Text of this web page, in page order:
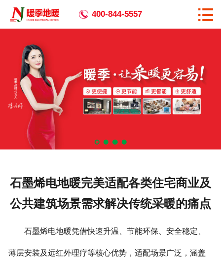
暖季优势
产品中心
企业宣传
400-844-5557 
石墨烯电地暖完美适配各类住宅商业及
公共建筑场景需求解决传统采暖的痛点
石墨烯电地暖凭借快速升温、节能环保、安全稳定、
薄层安装及远红外理疗等核心优势，适配场景广泛，涵盖